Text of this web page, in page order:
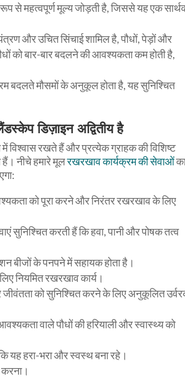
से महत्वपूर्ण मूल्य जोड़ती है, जिससे यह एक
और उचित सिंचाई शामिल है, पौधों, पेड़ों और
को बार-बार बदलने की आवश्यकता कम होती है,
बदलते मौसमों के अनुकूल होता है, यह सुनिश्चित
डिज़ाइन अद्वितीय है
विश्वास रखते हैं और प्रत्येक ग्राहक की विशिष्ट
नीचे हमारे मूलरखरखाव कार्यक्रम की सेवाओं
को पूरा करने और निरंतर रखरखाव के लिए
करती हैं कि हवा, पानी और पोषक तत्व
बीजों के पनपने में सहायक होता है।
नियमित रखरखाव कार्य।
जीवंतता को सुनिश्चित करने के लिए अनुकूलित
वाले पौधों की हरियाली और स्वास्थ्य को
यह हरा-भरा और स्वस्थ बना रहे।